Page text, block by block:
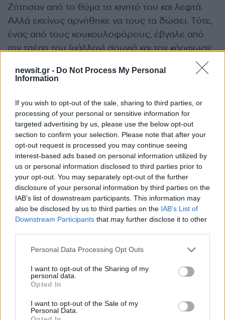
newsit.gr - Do Not Process My Personal
Information
If you wish to opt-out of the sale, sharing to third parties, or
processing of your personal or sensitive information for
targeted advertising by us, please use the below opt-out
section to confirm your selection. Please note that after your
opt-out request is processed you may continue seeing
interest-based ads based on personal information utilized by
us or personal information disclosed to third parties prior to
your opt-out. You may separately opt-out of the further
disclosure of your personal information by third parties on the
IAB’s list of downstream participants. This information may
also be disclosed by us to third parties on the IAB’s List of
Downstream Participants that may further disclose it to other
Please note that this website/app uses one or more Google
not limited to your visit or usage behaviour. You may click to
grant or deny consent to Google and its third-party tags to
use your data for below specified purposes in below Google
consent section.
Personal Data Processing Opt Outs
I want to opt-out of the Sharing of my
personal data.
Opted In
I want to opt-out of the Sale of my
Personal Data.
Ζήτησαν από το θύμα το κινητό του και λεφτά.
Αλλά εκείνος αρνήθηκε να τους τα δώσει. Τότε,
ένας από τους κουκουλοφόρους, έβγαλε από
την τσέπη του (μάλλον) σουγιά και τον κάρφωσε
έτυχε να βρίσκονται στην πλατεία εκείνη την ώρα.
Βρίσκονται κι αυτοί στην ασφάλεια για να
δώσουν κατάθεση.
Φαίνεται πως το πιθανότερο σενάριο είναι η
ληστεία. Ωστόσο, η αστυνομία εξετάζει να
ερευνά όλα τα ενδεχόμενα.
Ρεπορτάζ: Θεοδόσης Πάνου
ΔΙΑΦΗΜΙΣΗ